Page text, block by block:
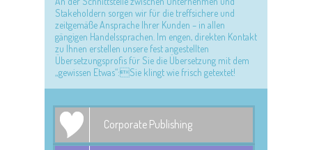
Stakeholdern sorgen wir für die treffsichere und
zeitgemäße Ansprache Ihrer Kunden – in allen
gängigen Handelssprachen. Im engen, direkten Kontakt
zu Ihnen erstellen unsere fest angestellten
Übersetzungsprofis für Sie die Übersetzung mit dem
„gewissen Etwas“:Sie klingt wie frisch getextet!
Corporate Publishing